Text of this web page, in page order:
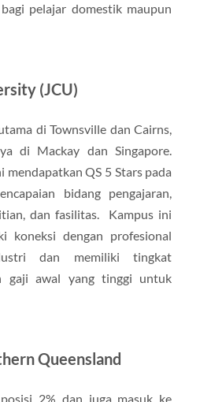
pelajar domestik maupun
(JCU)
di Townsville dan Cairns,
di Mackay dan Singapore.
mendapatkan QS 5 Stars pada
bidang pengajaran,
dan fasilitas. Kampus ini
koneksi dengan profesional
dan memiliki tingkat
gaji awal yang tinggi untuk
Queensland
2% dan juga masuk ke